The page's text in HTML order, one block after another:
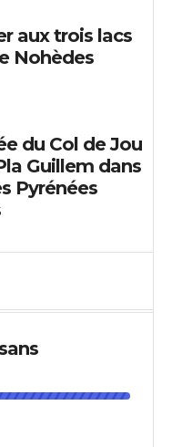
aux trois lacs
Nohèdes
du Col de Jou
Guillem dans
Pyrénées